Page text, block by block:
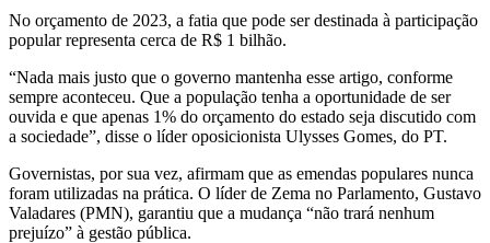
No orçamento de 2023, a fatia que pode ser destinada à participação
popular representa cerca de R$ 1 bilhão.
“Nada mais justo que o governo mantenha esse artigo, conforme
sempre aconteceu. Que a população tenha a oportunidade de ser
ouvida e que apenas 1% do orçamento do estado seja discutido com
a sociedade”, disse o líder oposicionista Ulysses Gomes, do PT.
Governistas, por sua vez, afirmam que as emendas populares nunca
foram utilizadas na prática. O líder de Zema no Parlamento, Gustavo
Valadares (PMN), garantiu que a mudança “não trará nenhum
prejuízo” à gestão pública.